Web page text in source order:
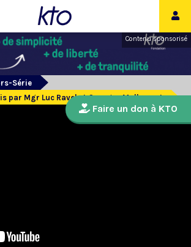
Contenu sponsorisé
Série
par Mgr Luc Ravel et Georges Malbrunot
Faire un don à KTO